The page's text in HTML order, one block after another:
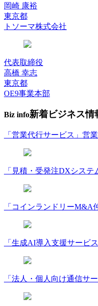
岡崎 康裕
東京都
トソーマ株式会社
代表取締役
高橋 幸志
東京都
OE9事業本部
Biz info新着ビジネス情
「営業代行サービス」営
「見積・受発注DXシス
「コインランドリーM&A
「生成AI導入支援サービ
「法人・個人向け通信サ